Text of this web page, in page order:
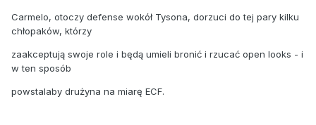
Carmelo, otoczy defense wokół Tysona, dorzuci do tej pary kilku
chłopaków, którzy
zaakceptują swoje role i będą umieli bronić i rzucać open looks - i
w ten sposób
powstalaby drużyna na miarę ECF.